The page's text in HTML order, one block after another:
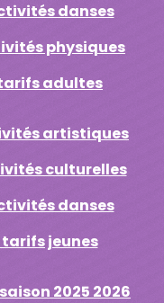
danses
physiques
adultes
artistiques
culturelles
danses
tarifs jeunes
2025 2026